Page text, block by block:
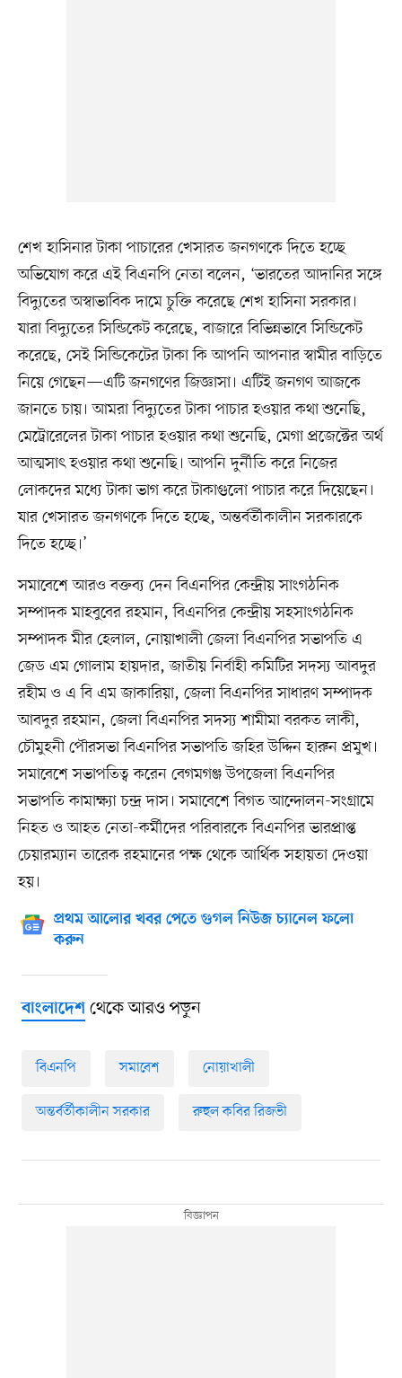
শেখ হাসিনার টাকা পাচারের খেসারত জনগণকে দিতে হচ্ছে
অভিযোগ করে এই বিএনপি নেতা বলেন, ‘ভারতের আদানির সঙ্গে
বিদ্যুতের অস্বাভাবিক দামে চুক্তি করেছে শেখ হাসিনা সরকার।
যারা বিদ্যুতের সিন্ডিকেট করেছে, বাজারে বিভিন্নভাবে সিন্ডিকেট
করেছে, সেই সিন্ডিকেটের টাকা কি আপনি আপনার স্বামীর বাড়িতে
নিয়ে গেছেন—এটি জনগণের জিজ্ঞাসা। এটিই জনগণ আজকে
জানতে চায়। আমরা বিদ্যুতের টাকা পাচার হওয়ার কথা শুনেছি,
মেট্রোরেলের টাকা পাচার হওয়ার কথা শুনেছি, মেগা প্রজেক্টের অর্থ
আত্মসাৎ হওয়ার কথা শুনেছি। আপনি দুর্নীতি করে নিজের
লোকদের মধ্যে টাকা ভাগ করে টাকাগুলো পাচার করে দিয়েছেন।
যার খেসারত জনগণকে দিতে হচ্ছে, অন্তর্বর্তীকালীন সরকারকে
দিতে হচ্ছে।’
সমাবেশে আরও বক্তব্য দেন বিএনপির কেন্দ্রীয় সাংগঠনিক
সম্পাদক মাহবুবের রহমান, বিএনপির কেন্দ্রীয় সহসাংগঠনিক
সম্পাদক মীর হেলাল, নোয়াখালী জেলা বিএনপির সভাপতি এ
জেড এম গোলাম হায়দার, জাতীয় নির্বাহী কমিটির সদস্য আবদুর
রহীম ও এ বি এম জাকারিয়া, জেলা বিএনপির সাধারণ সম্পাদক
আবদুর রহমান, জেলা বিএনপির সদস্য শামীমা বরকত লাকী,
চৌমুহনী পৌরসভা বিএনপির সভাপতি জহির উদ্দিন হারুন প্রমুখ।
সমাবেশে সভাপতিত্ব করেন বেগমগঞ্জ উপজেলা বিএনপির
সভাপতি কামাক্ষ্যা চন্দ্র দাস। সমাবেশে বিগত আন্দোলন-সংগ্রামে
নিহত ও আহত নেতা-কর্মীদের পরিবারকে বিএনপির ভারপ্রাপ্ত
চেয়ারম্যান তারেক রহমানের পক্ষ থেকে আর্থিক সহায়তা দেওয়া
হয়।
প্রথম আলোর খবর পেতে গুগল নিউজ চ্যানেল ফলো
করুন
বাংলাদেশথেকে আরও পড়ুন
বিএনপি সমাবেশ নোয়াখালী
অন্তর্বর্তীকালীন সরকার রুহুল কবির রিজভী